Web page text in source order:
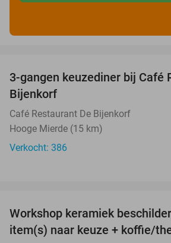
3-gangen keuzediner bij Café
Bijenkorf
Café Restaurant De Bijenkorf
Hooge Mierde (15 km)
Verkocht: 386
Workshop keramiek
item(s) naar keuze + koffie/